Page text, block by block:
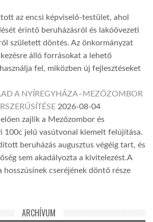
az encsi képviselő-testület, ahol
érintő beruházásról és lakóövezeti
született döntés. Az önkormányzat
álló forrásokat a lehető
fel, miközben új fejlesztéseket
A NYÍREGYHÁZA–MEZŐZOMBOR
2026-08-04
zajlik a Mezőzombor és
100c jelű vasútvonal kiemelt felújítása.
beruházás augusztus végéig tart, és
sem akadályozta a kivitelezést.A
hosszúsínek cseréjének döntő része
ARCHÍVUM